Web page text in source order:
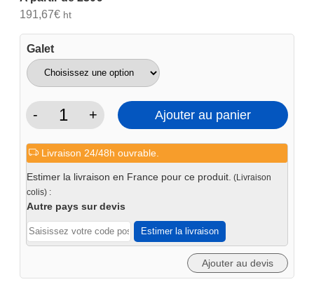
191,67€ht
Galet
-
quantité
Galet
pour
de
tube
axe
+ Ajouter au panier
Livraison 24/48h ouvrable.
Estimer la livraison en France pour ce produit. (Livraison
colis) :
Autre pays sur devis
Estimer la livraison
Ajouter au devis